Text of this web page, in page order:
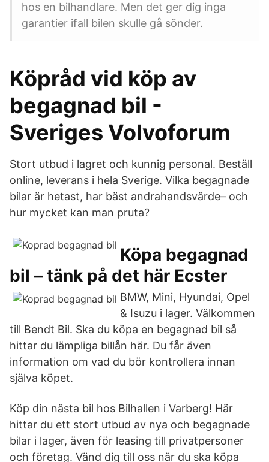
hos en bilhandlare. Men det ger dig inga
garantier ifall bilen skulle gå sönder.
Köpråd vid köp av
begagnad bil -
Sveriges Volvoforum
Stort utbud i lagret och kunnig personal. Beställ
online, leverans i hela Sverige. Vilka begagnade
bilar är hetast, har bäst andrahandsvärde– och
hur mycket kan man pruta?
Köpa begagnad
bil – tänk på det här Ecster
BMW, Mini, Hyundai, Opel
& Isuzu i lager. Välkommen
till Bendt Bil. Ska du köpa en begagnad bil så
hittar du lämpliga billån här. Du får även
information om vad du bör kontrollera innan
själva köpet.
Köp din nästa bil hos Bilhallen i Varberg! Här
hittar du ett stort utbud av nya och begagnade
bilar i lager, även för leasing till privatpersoner
och företag. Vänd dig till oss när du ska köpa